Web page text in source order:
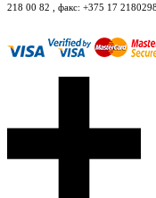
218 00 82 , факс: +375 17 2180298